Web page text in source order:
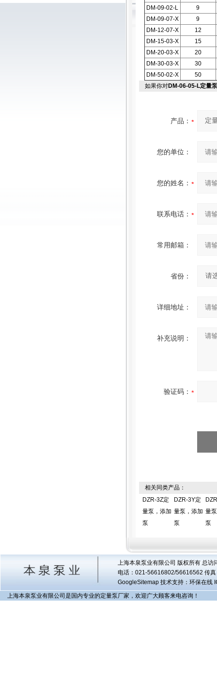
DM-09-02-L
9
DM-09-07-X
9
DM-12-07-X
12
DM-15-03-X
15
DM-20-03-X
20
DM-30-03-X
30
DM-50-02-X
50
如果你对DM-06-05-L定量泵
产品：
您的单位：
您的姓名：
联系电话：
常用邮箱：
省份：
详细地址：
补充说明：
验证码：
相关同类产品：
DZR-3Z定
量泵，添加
泵
DZR-3Y定
量泵，添加
泵
量
泵
上海本泉泵业有限公司 版权所有 总访
电话：021-56616802/56616562 传
GoogleSitemap技术支持：环保在线
上海本泉泵业有限公司是国内专业的定量泵厂家，欢迎广大顾客来电咨询！